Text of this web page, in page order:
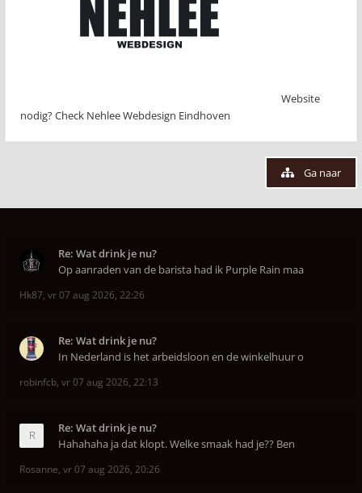
Website
nodig? Check Nehlee Webdesign Eindhoven
Ga naar
Re: Wat drink je nu?
Op aanraden van de barista had ik Purple Rain maa
Hk87, vr 07 aug 2026, 22:26
Re: Wat drink je nu?
In Nederland is het arbeidsloon en de winkelhuur o
robinfcb, vr 07 aug 2026, 22:13
Re: Wat drink je nu?
Hahahaha ja dat klopt. Welke smaak had je?? Ben
Rosanne, vr 07 aug 2026, 20:26